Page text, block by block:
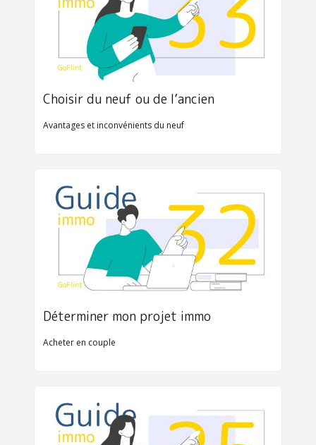
Choisir du neuf ou de l’ancien
Avantages et inconvénients du neuf
Déterminer mon projet immo
Acheter en couple